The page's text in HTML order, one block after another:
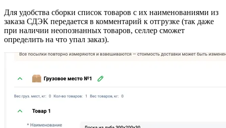
Для удобства сборки список товаров с их наименованиями из
заказа СДЭК передается в комментарий к отгрузке (так даже
при наличии неопознанных товаров, селлер сможет
определить на что упал заказ).